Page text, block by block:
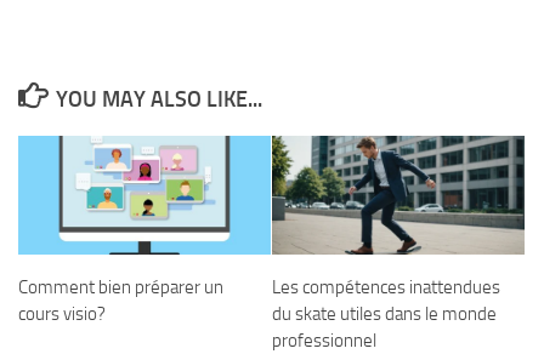
YOU MAY ALSO LIKE...
Comment bien préparer un
cours visio?
Les compétences inattendues
du skate utiles dans le monde
professionnel